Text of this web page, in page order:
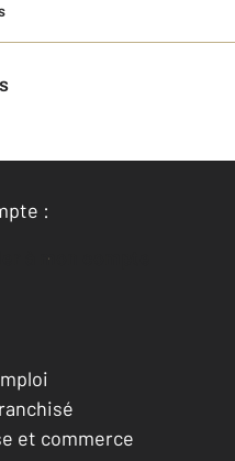
:
à mon compte
et commerce